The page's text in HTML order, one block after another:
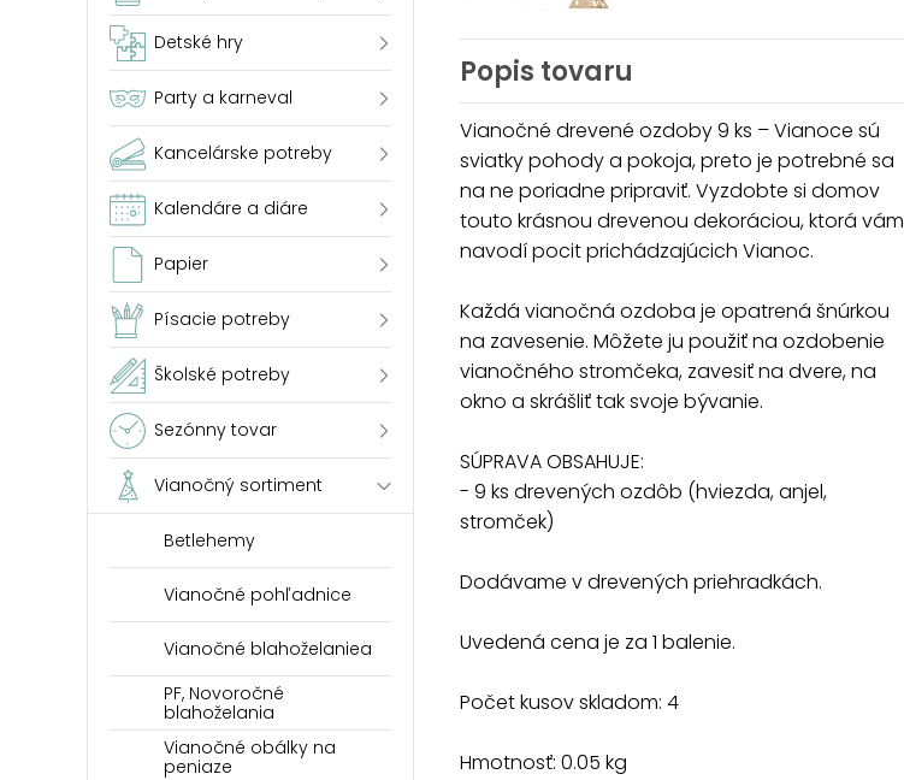
Detské hry
Party a karneval
Kancelárske potreby
Kalendáre a diáre
Papier
Písacie potreby
Školské potreby
Sezónny tovar
Vianočný sortiment
Betlehemy
Vianočné pohľadnice
Vianočné blahoželaniea
PF, Novoročné
blahoželania
Vianočné obálky na
peniaze
Popis tovaru
Vianočné drevené ozdoby 9 ks – Vianoce sú
sviatky pohody a pokoja, preto je potrebné sa
na ne poriadne pripraviť. Vyzdobte si domov
touto krásnou drevenou dekoráciou, ktorá vám
navodí pocit prichádzajúcich Vianoc.
Každá vianočná ozdoba je opatrená šnúrkou
na zavesenie. Môžete ju použiť na ozdobenie
vianočného stromčeka, zavesiť na dvere, na
okno a skrášliť tak svoje bývanie.
SÚPRAVA OBSAHUJE:
- 9 ks drevených ozdôb (hviezda, anjel,
stromček)
Dodávame v drevených priehradkách.
Uvedená cena je za 1 balenie.
Počet kusov skladom: 4
Hmotnosť: 0.05 kg